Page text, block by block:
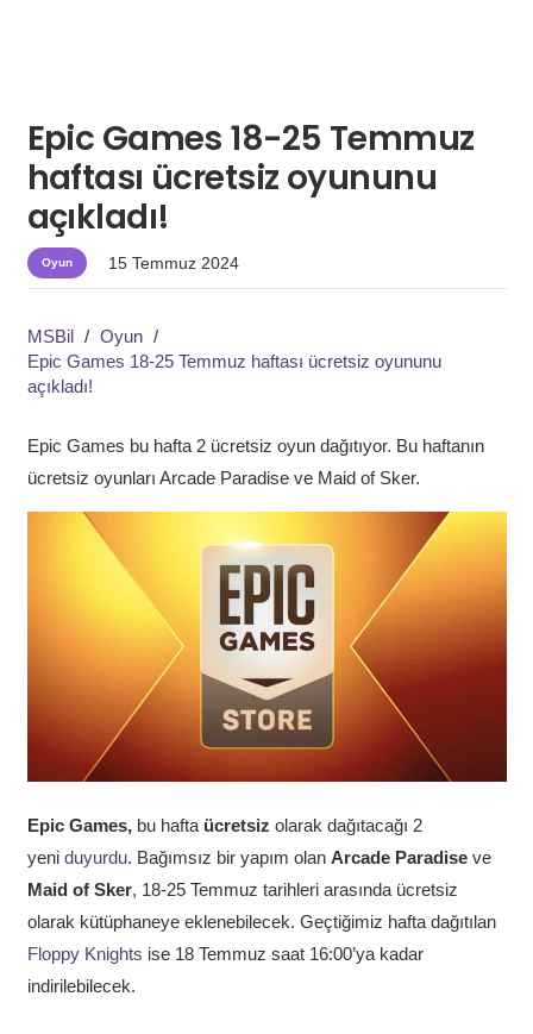
Epic Games 18-25 Temmuz
haftası ücretsiz oyununu
açıkladı!
Oyun 15 Temmuz 2024
MSBil / Oyun /
Epic Games 18-25 Temmuz haftası ücretsiz oyununu
açıkladı!
Epic Games bu hafta 2 ücretsiz oyun dağıtıyor. Bu haftanın
ücretsiz oyunları Arcade Paradise ve Maid of Sker.
Epic Games,bu hafta ücretsiz olarak dağıtacağı 2
yeni duyurdu. Bağımsız bir yapım olan Arcade Paradiseve
Maid of Sker, 18-25 Temmuz tarihleri arasında ücretsiz
olarak kütüphaneye eklenebilecek. Geçtiğimiz hafta dağıtılan
Floppy Knights ise 18 Temmuz saat 16:00’ya kadar
indirilebilecek.